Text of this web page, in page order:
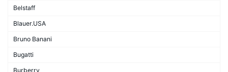
Belstaff
Blauer.USA
Bruno Banani
Bugatti
Burberry